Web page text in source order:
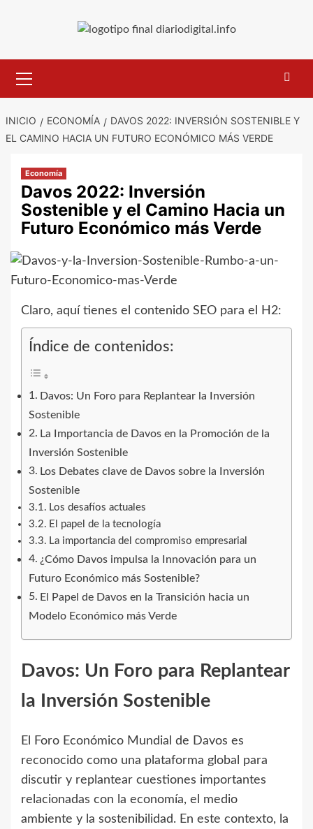
primario
INICIO ECONOMÍA
DAVOS 2022: INVERSIÓN SOSTENIBLE Y
EL CAMINO HACIA UN FUTURO ECONÓMICO MÁS VERDE
Economía
Davos 2022: Inversión
Sostenible y el Camino Hacia un
Futuro Económico más Verde
Claro, aquí tienes el contenido SEO para el H2:
Índice de contenidos:
Davos: Un Foro para Replantear la Inversión
Sostenible
La Importancia de Davos en la Promoción de la
Inversión Sostenible
Los Debates clave de Davos sobre la Inversión
Sostenible
Los desafíos actuales
El papel de la tecnología
La importancia del compromiso empresarial
¿Cómo Davos impulsa la Innovación para un
Futuro Económico más Sostenible?
El Papel de Davos en la Transición hacia un
Modelo Económico más Verde
Davos: Un Foro para Replantear
la Inversión Sostenible
El Foro Económico Mundial de Davos es
reconocido como una plataforma global para
discutir y replantear cuestiones importantes
relacionadas con la economía, el medio
ambiente y la sostenibilidad. En este contexto, la